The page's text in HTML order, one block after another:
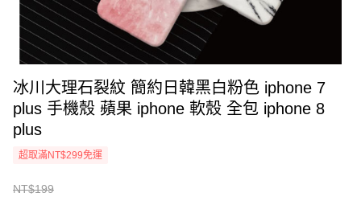
冰川大理石裂紋 簡約日韓黑白粉色 iphone 7
plus 手機殼 蘋果 iphone 軟殼 全包 iphone 8
plus
超取滿NT$299免運
NT$199